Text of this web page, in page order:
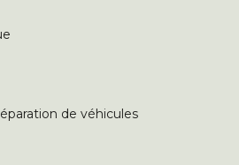
de véhicules